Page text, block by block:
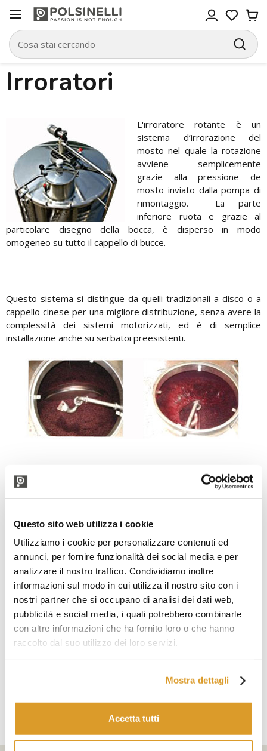
Questo sito web utilizza i cookie
Utilizziamo i cookie per personalizzare contenuti ed
annunci, per fornire funzionalità dei social media e per
analizzare il nostro traffico. Condividiamo inoltre
informazioni sul modo in cui utilizza il nostro sito con i
nostri partner che si occupano di analisi dei dati web,
pubblicità e social media, i quali potrebbero combinarle
con altre informazioni che ha fornito loro o che hanno
raccolto dal suo utilizzo dei loro servizi.
Mostra dettagli
Accetta tutti
Irroratori
L'irroratore rotante è un
sistema d’irrorazione del
mosto nel quale la rotazione
avviene semplicemente
grazie alla pressione de
mosto inviato dalla pompa di
rimontaggio. La parte
inferiore ruota e grazie al
particolare disegno della bocca, è disperso in modo
omogeneo su tutto il cappello di bucce.
Questo sistema si distingue da quelli tradizionali a disco o a
cappello cinese per una migliore distribuzione, senza avere la
complessità dei sistemi motorizzati, ed è di semplice
installazione anche su serbatoi preesistenti.